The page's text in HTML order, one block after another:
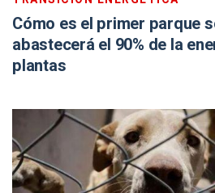
Cómo es el primer parque
abastecerá el 90% de la
plantas